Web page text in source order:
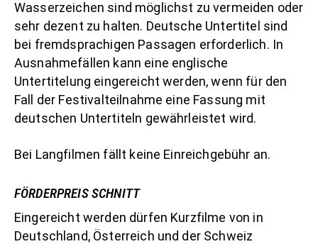
Wasserzeichen sind möglichst zu vermeiden oder
sehr dezent zu halten. Deutsche Untertitel sind
bei fremdsprachigen Passagen erforderlich. In
Ausnahmefällen kann eine englische
Untertitelung eingereicht werden, wenn für den
Fall der Festivalteilnahme eine Fassung mit
deutschen Untertiteln gewährleistet wird.
Bei Langfilmen fällt keine Einreichgebühr an.
FÖRDERPREIS SCHNITT
Eingereicht werden dürfen Kurzfilme von in
Deutschland, Österreich und der Schweiz